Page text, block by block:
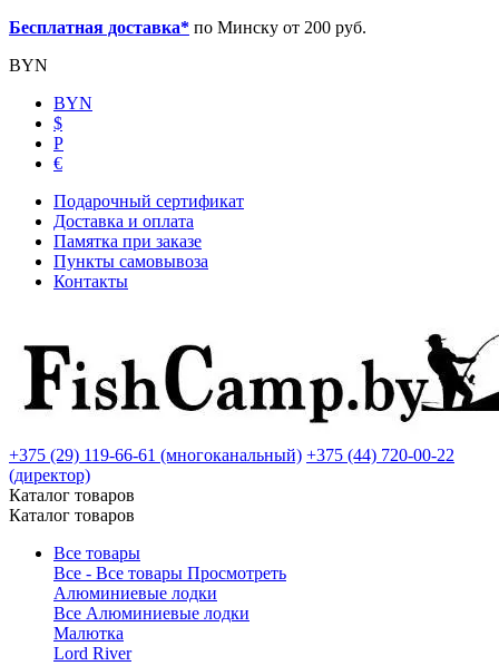
Бесплатная доставка* по Минску от 200 руб.
BYN
BYN
$
Р
€
Подарочный сертификат
Доставка и оплата
Памятка при заказе
Пункты самовывоза
Контакты
+375 (29) 119-66-61 (многоканальный) +375 (44) 720-00-22
(директор)
Каталог товаров
Каталог товаров
Все товары
Все - Все товары Просмотреть
Алюминиевые лодки
Все Алюминиевые лодки
Малютка
Lord River